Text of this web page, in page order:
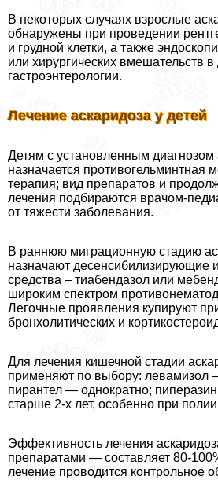
В некоторых случаях взрослые
обнаружены при проведении
и грудной клетки, а также
или хирургических вмешательств в
гастроэнтерологии.
Лечение аскаридоза у детей
Детям с установленным диагнозом
назначается противогельминтная
терапия; вид препаратов и
лечения подбираются врачом-
от тяжести заболевания.
В раннюю миграционную стадию
назначают десенсибилизирующие
средства – тиабендазол или
широким спектром
Легочные проявления купируют
бронхолитических и
Для лечения кишечной стадии
применяют по выбору: левамизол
пирантел — однократно;
старше 2-х лет, особенно при
Эффективность лечения
препаратами — составляет 80-
лечение проводится контрольное